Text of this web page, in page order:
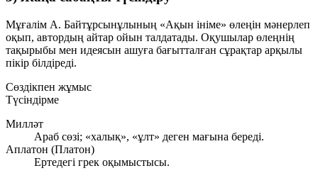
Мұғалім А. Байтұрсынұлының «Ақын ініме» өлеңін мәнерлеп
оқып, автордың айтар ойын талдатады. Оқушылар өлеңнің
тақырыбы мен идеясын ашуға бағытталған сұрақтар арқылы
пікір білдіреді.
Сөздікпен жұмыс
Түсіндірме
Милләт
Араб сөзі; «халық», «ұлт» деген мағына береді.
Аплатон (Платон)
Ертедегі грек оқымыстысы.